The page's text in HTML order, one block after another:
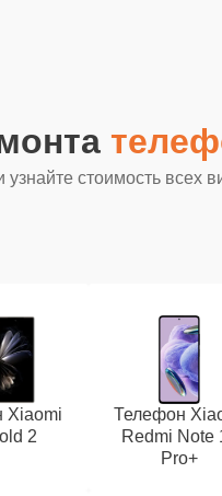
стоимость всех
Xiaomi
2
Телефон
Redmi Note
Pro+